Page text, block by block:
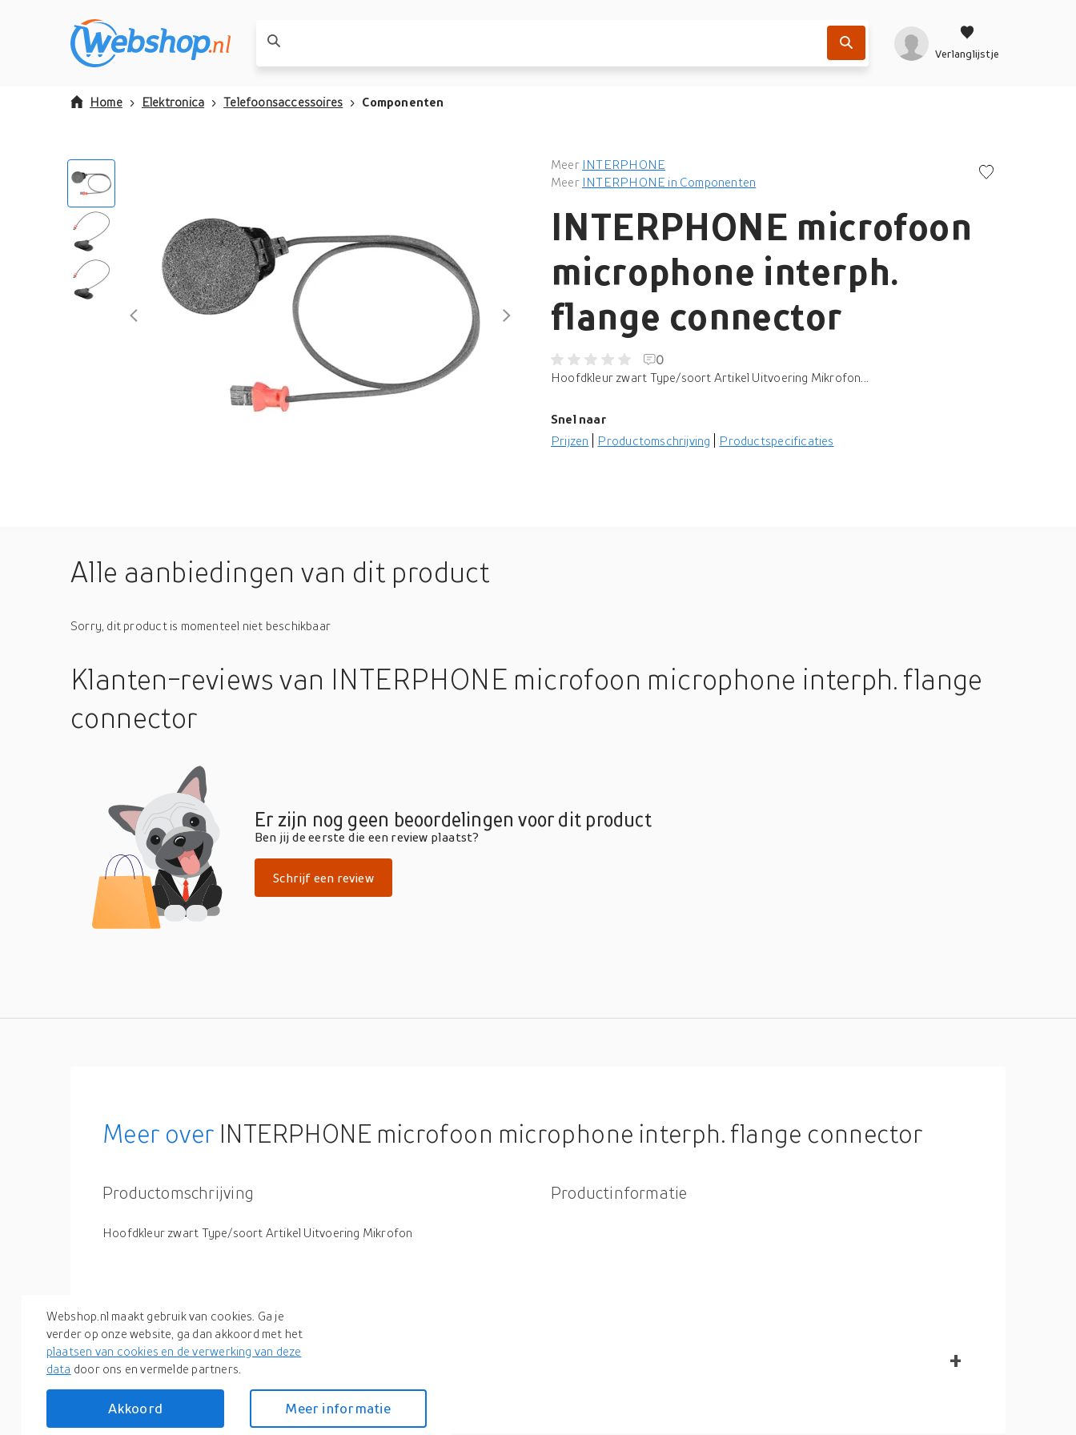
Verlanglijstje
Home Elektronica Telefoonsaccessoires Componenten
Meer INTERPHONE
Meer INTERPHONE in Componenten
INTERPHONE microfoon
microphone interph.
flange connector
0
Hoofdkleur zwart Type/soort Artikel Uitvoering Mikrofon...
Snel naar
Prijzen
Productomschrijving Productspecificaties
Alle aanbiedingen van dit product
Sorry, dit product is momenteel niet beschikbaar
Klanten-reviewsvan INTERPHONE microfoon microphone interph. flange
connector
Er zijn nog geen beoordelingen voor dit product
Ben jij de eerste die een review plaatst?
Schrijf een review
Meer over INTERPHONE microfoon microphone interph. flange connector
Productomschrijving
Hoofdkleur zwart Type/soort Artikel Uitvoering Mikrofon
Productinformatie
Artikelnummer(s)
Webshop.nl maakt gebruik van cookies. Ga je
verder op onze website, ga dan akkoord met het
plaatsen van cookies en de verwerking van deze
data door ons en vermelde partners.
Akkoord Meer informatie